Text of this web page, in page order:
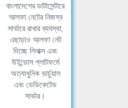
বাংলাদেশের ডাটাসেন্টারে
আলফা নেটের নিজস্ব
সার্ভারে রাখার ব্যবস্থা,
এছাড়াও আলফা নেট
দিচ্ছে লিনাক্স এবং
উইন্ডোস প্লাটফর্মে
অত্যাধুনিক ভার্চুয়াল
এবং ডেডিকেটেড
সার্ভার।